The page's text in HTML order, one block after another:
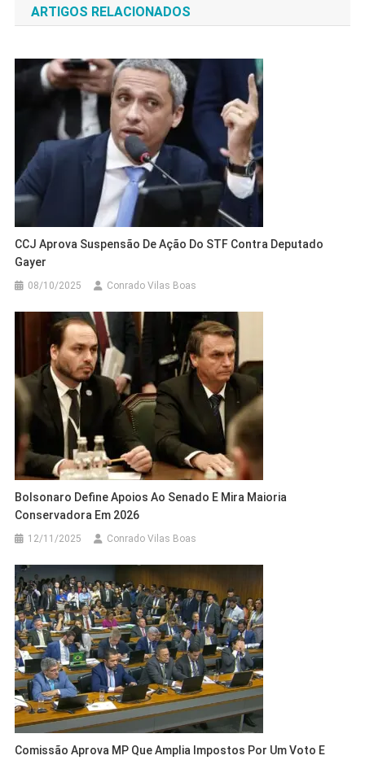
Post
ARTIGOS RELACIONADOS
CCJ Aprova Suspensão De Ação Do STF Contra Deputado
Gayer
08/10/2025 Conrado Vilas Boas
Bolsonaro Define Apoios Ao Senado E Mira Maioria
Conservadora Em 2026
12/11/2025 Conrado Vilas Boas
Comissão Aprova MP Que Amplia Impostos Por Um Voto E